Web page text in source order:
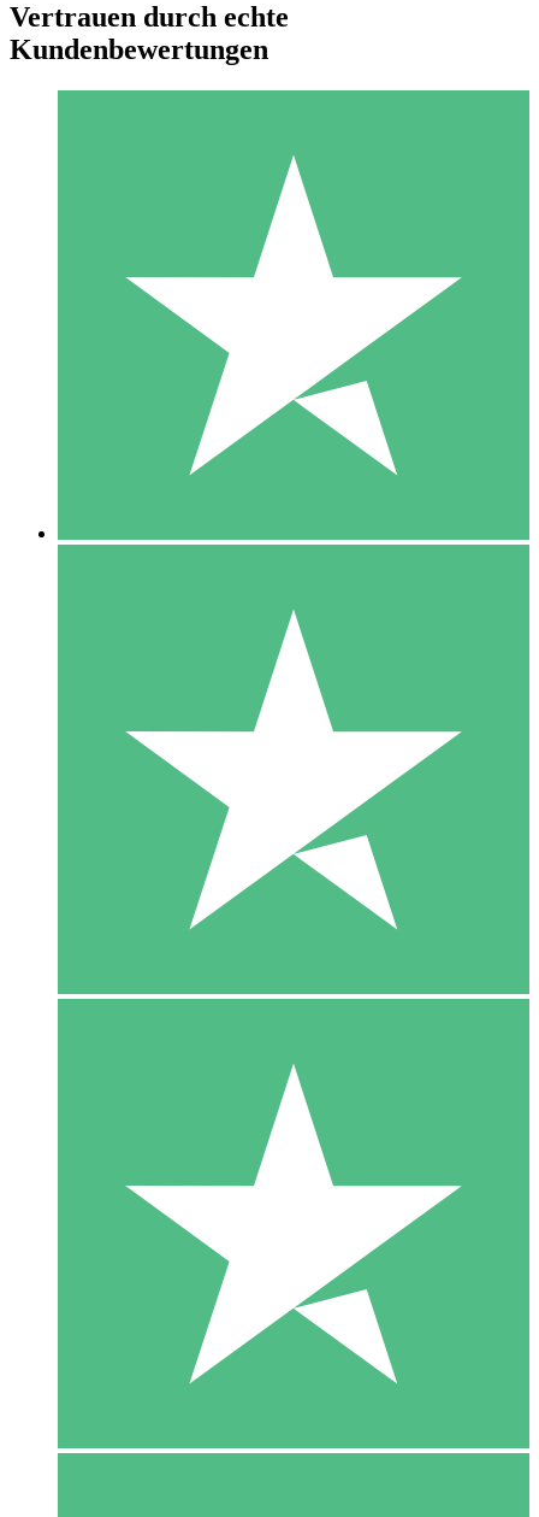
Individuelle Credit-Pakete
Zahlen Sie nach Bedarf mit Download-Credits. Keine
monatliche Verpflichtung erforderlich.
10 00
10 Downloads
20 00
Vertrauen durch echte
Kundenbewertungen